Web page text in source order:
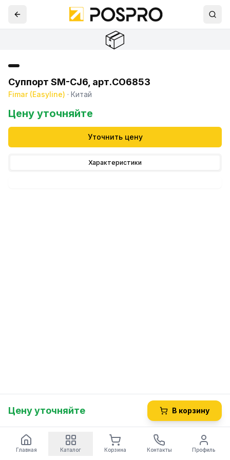
📦
Суппорт SM-CJ6, арт.CO6853
Fimar (Easyline) · Китай
Цену уточняйте
Уточнить цену
Характеристики
Цену уточняйте В корзину
Главная Каталог Корзина Контакты Профиль